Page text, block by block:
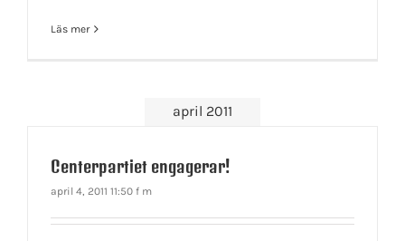
Läs mer
april 2011
Centerpartiet engagerar!
april 4, 2011 11:50 f m